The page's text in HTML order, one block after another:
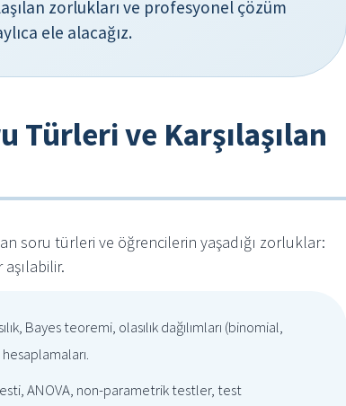
zorlukları ve profesyonel çözüm
ele alacağız.
Türleri ve Karşılaşılan
soru türleri ve öğrencilerin yaşadığı zorluklar:
Bayes teoremi, olasılık dağılımları (binomial,
ANOVA, non-parametrik testler, test